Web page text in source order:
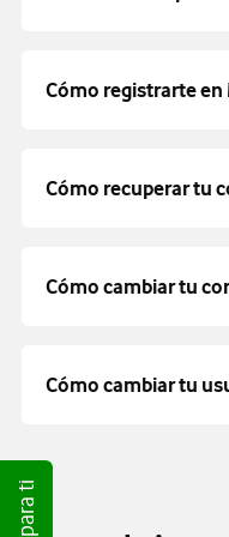
Cómo registrarte
Cómo recuperar tu
Cómo cambiar tu
Cómo cambiar tu